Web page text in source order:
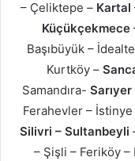
– Çeliktepe – Kartal
Küçükçekmece
Başıbüyük –
Kurtköy –
Samandıra- Sarıyer
Ferahevler –
Silivri – Sultanbeyli
– Şişli – Feriköy